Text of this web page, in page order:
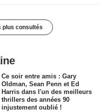
plus consultés
Ce soir entre amis : Gary
Oldman, Sean Penn et Ed
Harris dans l'un des meilleurs
thrillers des années 90
injustement oublié !